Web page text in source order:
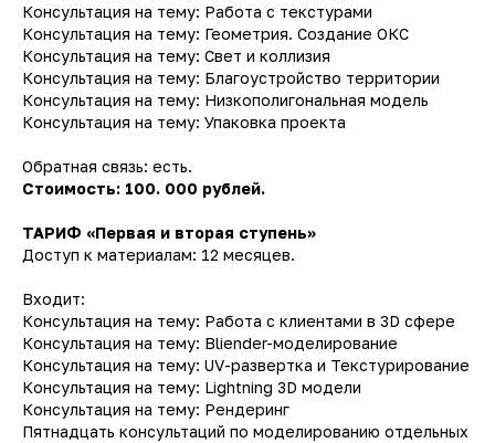
Консультация на тему: Работа с текстурами
Консультация на тему: Геометрия. Создание ОКС
Консультация на тему: Свет и коллизия
Консультация на тему: Благоустройство территории
Консультация на тему: Низкополигональная модель
Консультация на тему: Упаковка проекта
Обратная связь: есть.
Стоимость: 100. 000 рублей.
ТАРИФ «Первая и вторая ступень»
Доступ к материалам: 12 месяцев.
Входит:
Консультация на тему: Работа с клиентами в 3D сфере
Консультация на тему: Bliender-моделирование
Консультация на тему: UV-развертка и Текстурирование
Консультация на тему: Lightning 3D модели
Консультация на тему: Рендеринг
Пятнадцать консультаций по моделированию отдельных